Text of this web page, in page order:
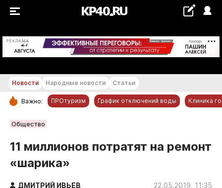
РЕКЛАМА +23...+24 °С
РУБРИКИ
Статьи
Народные новости
Новости Народные новости Статьи
Важно: ПРОтуризм График отключений воды Клиника
Общество
11 миллионов потратят на ремонт
«шарика»
ДМИТРИЙ ИВЬЕВ 22.05.2019, 11:35